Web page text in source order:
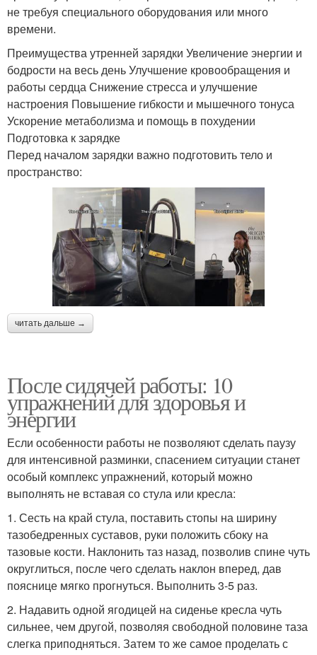
не требуя специального оборудования или много
времени.
Преимущества утренней зарядки Увеличение энергии и
бодрости на весь день Улучшение кровообращения и
работы сердца Снижение стресса и улучшение
настроения Повышение гибкости и мышечного тонуса
Ускорение метаболизма и помощь в похудении
Подготовка к зарядке
Перед началом зарядки важно подготовить тело и
пространство:
читать дальше →
После сидячей работы: 10
упражнений для здоровья и
энергии
Если особенности работы не позволяют сделать паузу
для интенсивной разминки, спасением ситуации станет
особый комплекс упражнений, который можно
выполнять не вставая со стула или кресла:
1. Сесть на край стула, поставить стопы на ширину
тазобедренных суставов, руки положить сбоку на
тазовые кости. Наклонить таз назад, позволив спине чуть
округлиться, после чего сделать наклон вперед, дав
пояснице мягко прогнуться. Выполнить 3-5 раз.
2. Надавить одной ягодицей на сиденье кресла чуть
сильнее, чем другой, позволяя свободной половине таза
слегка приподняться. Затем то же самое проделать с